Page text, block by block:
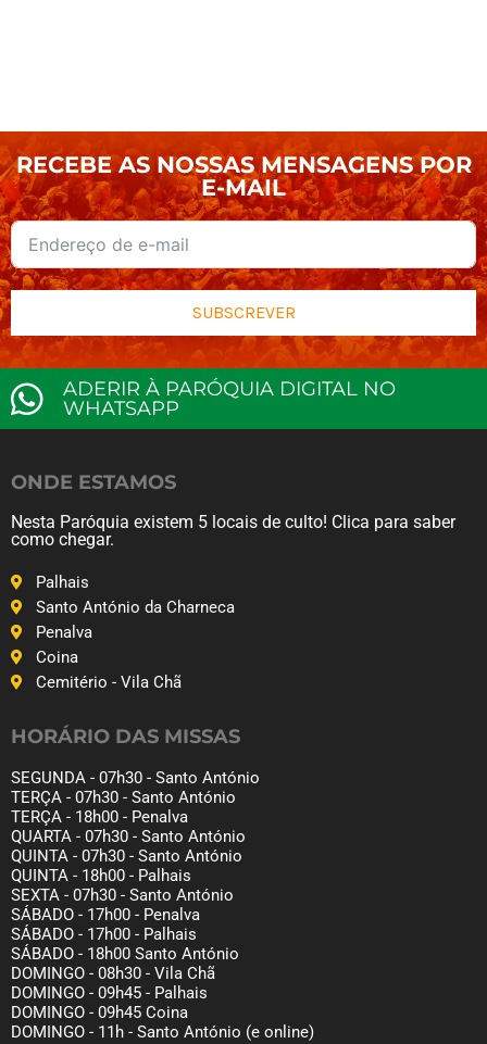
RECEBE AS NOSSAS MENSAGENS POR
E-MAIL
SUBSCREVER
ADERIR À PARÓQUIA DIGITAL NO
WHATSAPP
ONDE ESTAMOS
Nesta Paróquia existem 5 locais de culto! Clica para saber
como chegar.
Palhais
Santo António da Charneca
Penalva
Coina
Cemitério - Vila Chã
HORÁRIO DAS MISSAS
SEGUNDA - 07h30 - Santo António
TERÇA - 07h30 - Santo António
TERÇA - 18h00 - Penalva
QUARTA - 07h30 - Santo António
QUINTA - 07h30 - Santo António
QUINTA - 18h00 - Palhais
SEXTA - 07h30 - Santo António
SÁBADO - 17h00 - Penalva
SÁBADO - 17h00 - Palhais
SÁBADO - 18h00 Santo António
DOMINGO - 08h30 - Vila Chã
DOMINGO - 09h45 - Palhais
DOMINGO - 09h45 Coina
DOMINGO - 11h - Santo António (e online)